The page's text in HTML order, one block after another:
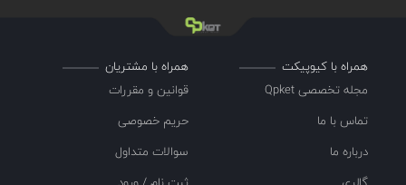
همراه با کیوپیکت
مجله تخصصی Qpket
تماس با ما
درباره ما
همراه با مشتریان
قوانین و مقررات
حریم خصوصی
سوالات متداول